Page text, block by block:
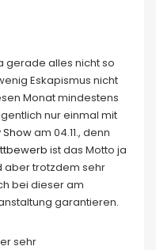
gerade alles nicht so
Eskapismus nicht
Monat mindestens
nur einmal mit
Showam 04.11., denn
ist das Motto ja
aber trotzdem sehr
bei dieser am
garantieren.
sehr